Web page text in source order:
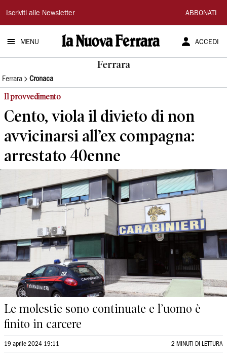
La
Nuova
Ferrara
Iscriviti alle Newsletter ABBONATI
MENU ACCEDI
Ferrara
Ferrara Cronaca
Il provvedimento
Cento, viola il divieto di non
avvicinarsi all’ex compagna:
arrestato 40enne
Le molestie sono continuate e l’uomo è
finito in carcere
19 aprile 2024 19:11 2 MINUTI DI LETTURA